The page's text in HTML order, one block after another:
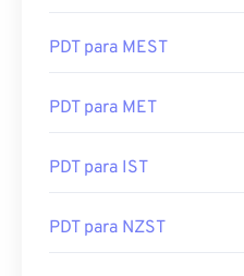
PDT para MEST
PDT para MET
PDT para IST
PDT para NZST